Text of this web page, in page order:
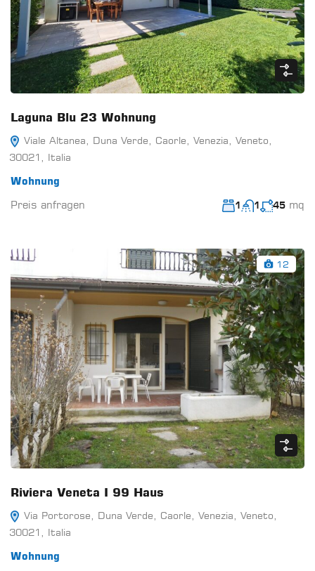
Laguna Blu 23 Wohnung
Viale Altanea, Duna Verde, Caorle, Venezia, Veneto,
30021, Italia
Wohnung
Preis anfragen
1 1 45 mq
12
Riviera Veneta I 99 Haus
Via Portorose, Duna Verde, Caorle, Venezia, Veneto,
30021, Italia
Wohnung